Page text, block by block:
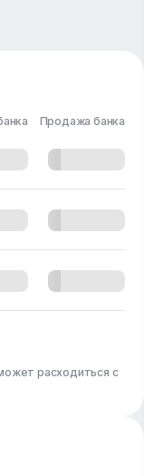
Продажа банка
расходиться с